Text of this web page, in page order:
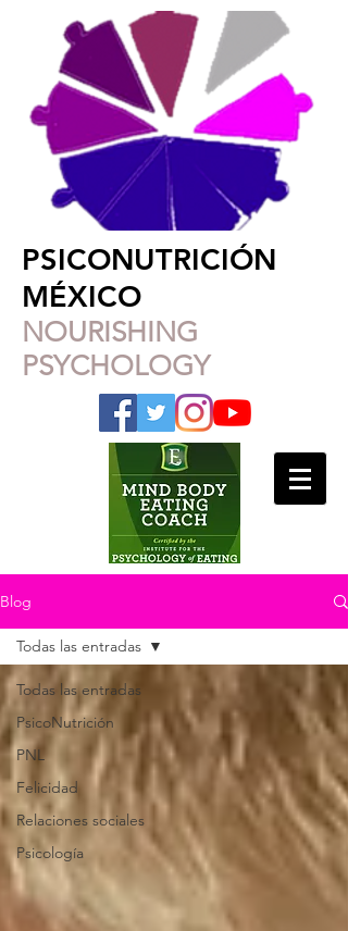
PSICONUTRICIÓN
MÉXICO
NOURISHING
PSYCHOLOGY
Blog
Todas las entradas
PsicoNutrición
PNL
Felicidad
Relaciones sociales
Psicología
Todas las entradas